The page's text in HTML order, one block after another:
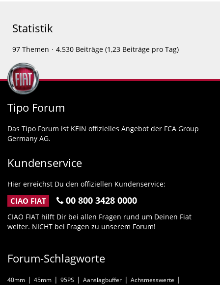
Statistik
97 Themen 4.530 Beiträge (1,23 Beiträge pro Tag)
Tipo Forum
Das Tipo Forum ist KEIN offizielles Angebot der FCA Group
Germany AG.
Kundenservice
Hier erreichst Du den offiziellen Kundenservice:
CIAO FIAT 00 800 3428 0000
CIAO FIAT hilft Dir bei allen Fragen rund um Deinen Fiat
weiter. NICHT bei Fragen zu unserem Forum!
Forum-Schlagworte
40mm 45mm 95PS Aanslagbuffer
Achsmesswerte